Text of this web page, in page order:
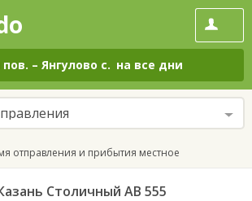
– Янгулово с. на все дни
отправления и прибытия местное
Столичный АВ 555